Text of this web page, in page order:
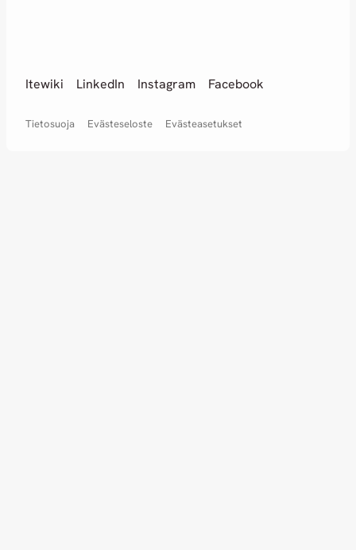
Tietosuoja Evästeseloste Evästeasetukset
Itewiki LinkedIn Instagram Facebook